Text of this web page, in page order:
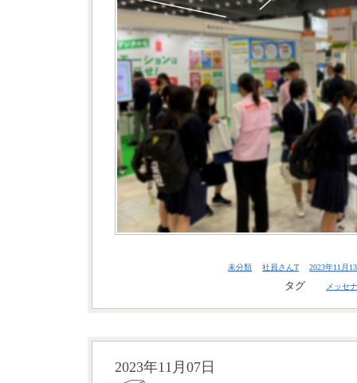
未分類 社員さんT 2023年11月
タグ メッセ
2023年11月07日